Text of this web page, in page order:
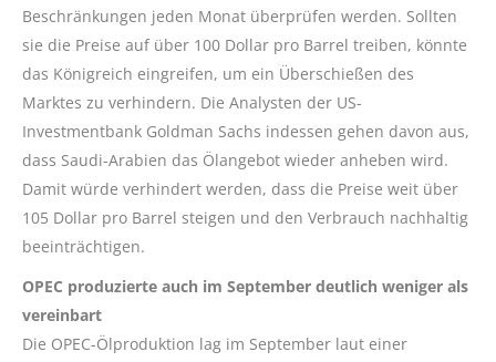
Beschränkungen jeden Monat überprüfen werden. Sollten
sie die Preise auf über 100 Dollar pro Barrel treiben, könnte
das Königreich eingreifen, um ein Überschießen des
Marktes zu verhindern. Die Analysten der US-
Investmentbank Goldman Sachs indessen gehen davon aus,
dass Saudi-Arabien das Ölangebot wieder anheben wird.
Damit würde verhindert werden, dass die Preise weit über
105 Dollar pro Barrel steigen und den Verbrauch nachhaltig
beeinträchtigen.
OPEC produzierte auch im September deutlich weniger als
vereinbart
Die OPEC-Ölproduktion lag im September laut einer